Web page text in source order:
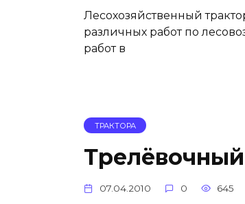
Лесохозяйственный
различных работ по
работ в
ТРАКТОРА
07.04.2010 0 645